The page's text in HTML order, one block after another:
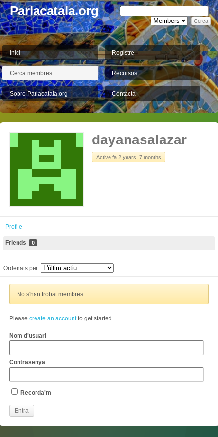
Parlacatala.org
Inici Registre
Cerca membres Recursos
Sobre Parlacatala.org Contacta
dayanasalazar
Active fa 2 years, 7 months
Profile
Friends 0
Ordenats per:
No s'han trobat membres.
Please create an accountto get started.
Nom d'usuari
Contrasenya
Recorda'm